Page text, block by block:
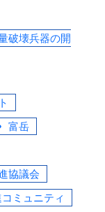
破壊兵器の開
富岳
協議会
ミュニティ